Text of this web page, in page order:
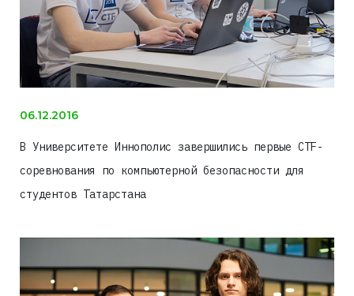
06.12.2016
В Университете Иннополис завершились первые CTF-
соревнования по компьютерной безопасности для
студентов Татарстана